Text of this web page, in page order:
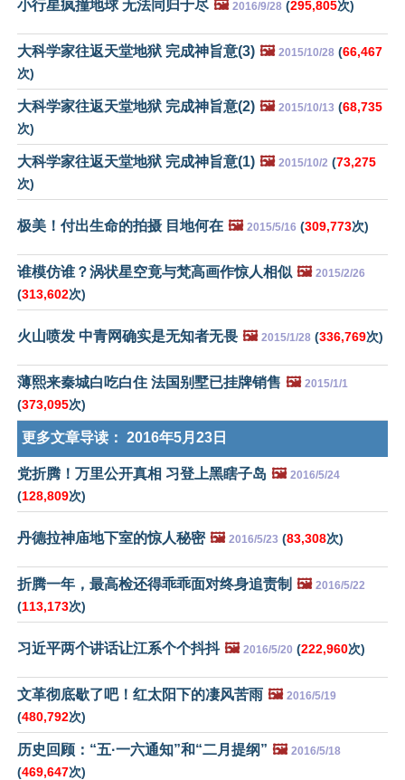
小行星疯撞地球 无法同归于尽 🖼️ 2016/9/28 (295,805次)
大科学家往返天堂地狱 完成神旨意(3) 🖼️ 2015/10/28 (66,467
次)
大科学家往返天堂地狱 完成神旨意(2) 🖼️ 2015/10/13 (68,735
次)
大科学家往返天堂地狱 完成神旨意(1) 🖼️ 2015/10/2 (73,275
次)
极美！付出生命的拍摄 目地何在 🖼️ 2015/5/16 (309,773次)
谁模仿谁？涡状星空竟与梵高画作惊人相似 🖼️ 2015/2/26
(313,602次)
火山喷发 中青网确实是无知者无畏 🖼️ 2015/1/28 (336,769次)
薄熙来秦城白吃白住 法国别墅已挂牌销售 🖼️ 2015/1/1
(373,095次)
更多文章导读： 2016年5月23日
党折腾！万里公开真相 习登上黑瞎子岛 🖼️ 2016/5/24
(128,809次)
丹德拉神庙地下室的惊人秘密 🖼️ 2016/5/23 (83,308次)
折腾一年，最高检还得乖乖面对终身追责制 🖼️ 2016/5/22
(113,173次)
习近平两个讲话让江系个个抖抖 🖼️ 2016/5/20 (222,960次)
文革彻底歇了吧！红太阳下的凄风苦雨 🖼️ 2016/5/19
(480,792次)
历史回顾：“五·一六通知”和“二月提纲” 🖼️ 2016/5/18
(469,647次)